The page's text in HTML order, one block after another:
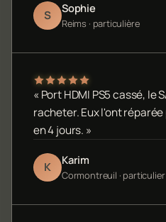
S Sophie
Reims · particulière
« Port HDMI PS5 cassé, le
racheter. Eux l'ont
en 4 jours. »
K Karim
Cormontreuil · particulier